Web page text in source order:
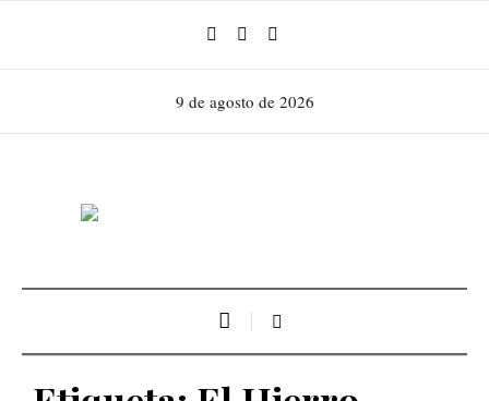
9 de agosto de 2026